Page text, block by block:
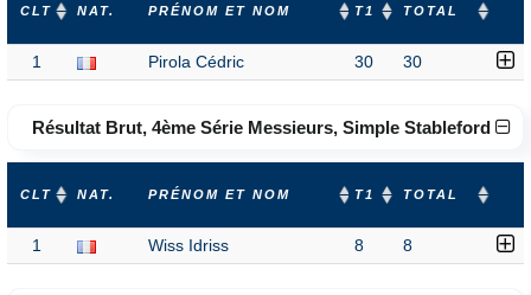
CLT NAT. PRÉNOM ET NOM T1 TOTAL
1 Pirola Cédric 30 30
Résultat Brut, 4ème Série Messieurs, Simple Stableford
CLT NAT. PRÉNOM ET NOM T1 TOTAL
1 Wiss Idriss 8 8